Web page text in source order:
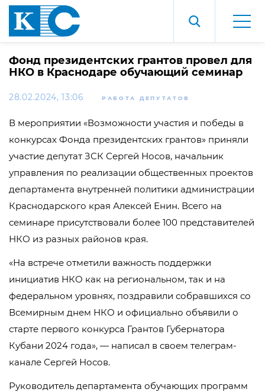
Фонд президентских грантов провел для
НКО в Краснодаре обучающий семинар
28.02.2024, 13:06 РАБОТА ДЕПУТАТОВ
В мероприятии «Возможности участия и победы в
конкурсах Фонда президентских грантов» приняли
участие депутат ЗСК Сергей Носов, начальник
управления по реализации общественных проектов
департамента внутренней политики администрации
Краснодарского края Алексей Енин. Всего на
семинаре присутствовали более 100 представителей
НКО из разных районов края.
«На встрече отметили важность поддержки
инициатив НКО как на региональном, так и на
федеральном уровнях, поздравили собравшихся со
Всемирным днем НКО и официально объявили о
старте первого конкурса Грантов Губернатора
Кубани 2024 года», — написал в своем телеграм-
канале Сергей Носов.
Руководитель департамента обучающих программ